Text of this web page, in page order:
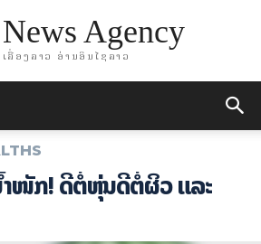
Agency
ລື່ອງລາວ ອ່ານອິນໄຊລາວ
ໜັກ! ດີຕໍ່ຫຸ່ນດີຕໍ່ຜິວ ແລະ